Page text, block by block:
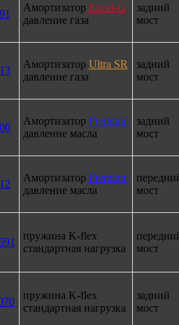
Амортизатор Excel-G
давление газа
задний
мост
Амортизатор Ultra SR
давление газа
задний
мост
Амортизатор Premium
давление масла
задний
мост
Амортизатор Premium
давление масла
мост
пружина K-flex
стандартная нагрузка
мост
пружина K-flex
стандартная нагрузка
задний
мост